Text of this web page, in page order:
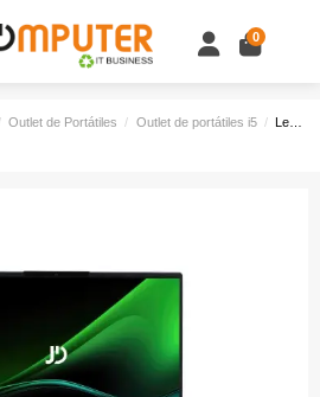
0
Outlet de Portátiles Outlet de portátiles i5 Lenovo ThinkBook 16 G6 IRL Outlet B | Core i5-1335U 1.2 GHz | 256 GB NVMe | 16 GB LPDDR5 Onboard | 16" | Teclado Internacional